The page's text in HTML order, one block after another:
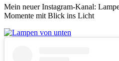
Mein neuer Instagram-Kanal:
Momente mit Blick ins Licht